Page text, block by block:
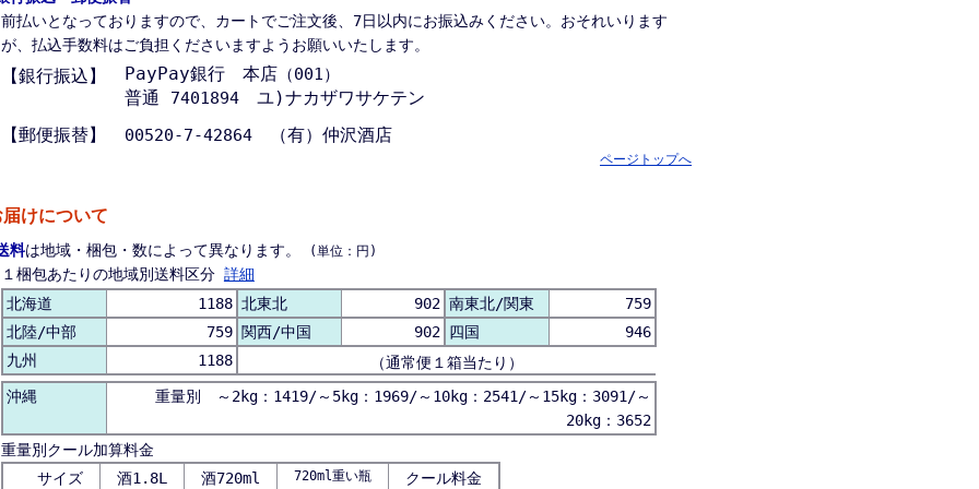
前払いとなっておりますので、カートでご注文後、7日以内にお振込みください。おそれいります
が、払込手数料はご負担くださいますようお願いいたします。
【銀行振込】 PayPay銀行 本店（001）
普通 7401894ユ)ナカザワサケテン
【郵便振替】
00520-7-42864（有）仲沢酒店
ページトップへ
けについて
料は地域・梱包・数によって異なります。 (単位：円)
１梱包あたりの地域別送料区分 詳細
北海道
1188 北東北 902 南東北/関東
759
北陸/中部
759 関西/中国 902 四国
946
九州
1188
（通常便１箱当たり）
沖縄
重量別 ～2kg：1419/～5kg：1969/～10kg：2541/～15kg：3091/～
20kg：3652
重量別クール加算料金
サイズ
酒1.8L 酒720ml 720ml重い瓶 クール料金